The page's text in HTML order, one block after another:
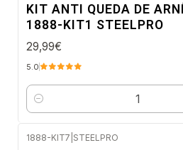
KIT ANTI QUEDA DE
1888-KIT1 STEELPRO
29,99€
5.0
Quantidade
1888-KIT7 STEELPRO